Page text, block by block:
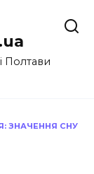
Полтави
ЗНАЧЕННЯ СНУ